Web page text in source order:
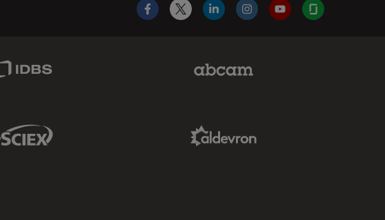
Facebook
X LinkedInInstagramYouTubeGlassdoor
Sciex Link